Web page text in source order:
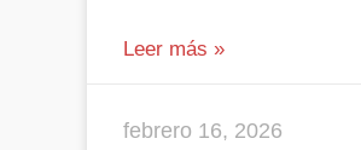
Leer más »
febrero 16, 2026